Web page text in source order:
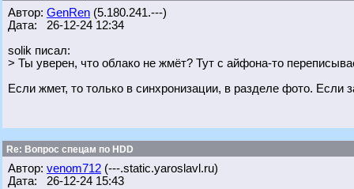
Автор: GenRen (5.180.241.---)
Дата: 26-12-24 12:34
solik писал:
> Ты уверен, что облако не жмёт? Тут с айфона-то
Если жмет, то только в синхронизации, в разделе фото. Если
Re: Вопрос спецам по HDD
Автор: venom712 (---.static.yaroslavl.ru)
Дата: 26-12-24 15:43